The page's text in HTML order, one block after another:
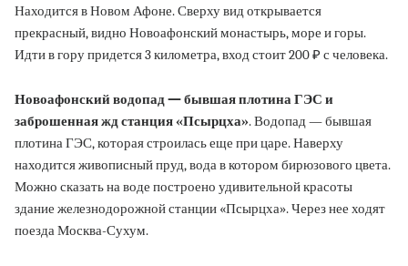
Находится в Новом Афоне. Сверху вид открывается
прекрасный, видно Новоафонский монастырь, море и горы.
Идти в гору придется 3 километра, вход стоит 200 ₽ с человека.
Новоафонский водопад — бывшая плотина ГЭС и
заброшенная жд станция «Псырцха». Водопад — бывшая
плотина ГЭС, которая строилась еще при царе. Наверху
находится живописный пруд, вода в котором бирюзового цвета.
Можно сказать на воде построено удивительной красоты
здание железнодорожной станции «Псырцха». Через нее ходят
поезда Москва-Сухум.